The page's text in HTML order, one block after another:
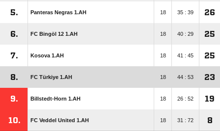
5. Panteras Negras 1.AH 18 35 : 39 26
6. FC Bingöl 12 1.AH 18 40 : 29 25
7. Kosova 1.AH 18 41 : 45 25
8. FC Türkiye 1.AH 18 44 : 53 23
9. Billstedt-Horn 1.AH 18 26 : 52 19
10. FC Veddel United 1.AH 18 31 : 72 8